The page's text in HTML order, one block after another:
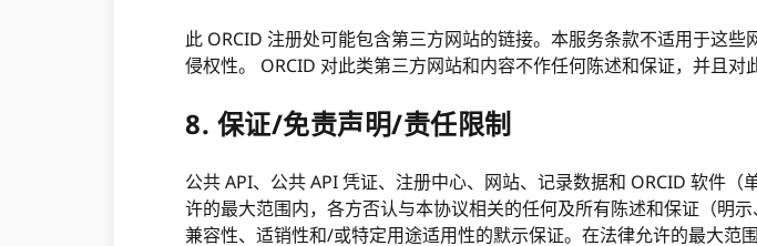
此 ORCID 注册处可能包含第三方网站的链接。本服务条款不适用于这
侵权性。 ORCID 对此类第三方网站和内容不作任何陈述和保证，并且对
8. 保证/免责声明/责任限制
公共 API、公共 API 凭证、注册中心、网站、记录数据和 ORCID 软件
许的最大范围内，各方否认与本协议相关的任何及所有陈述和保证（明
兼容性、适销性和/或特定用途适用性的默示保证。在法律允许的最大范